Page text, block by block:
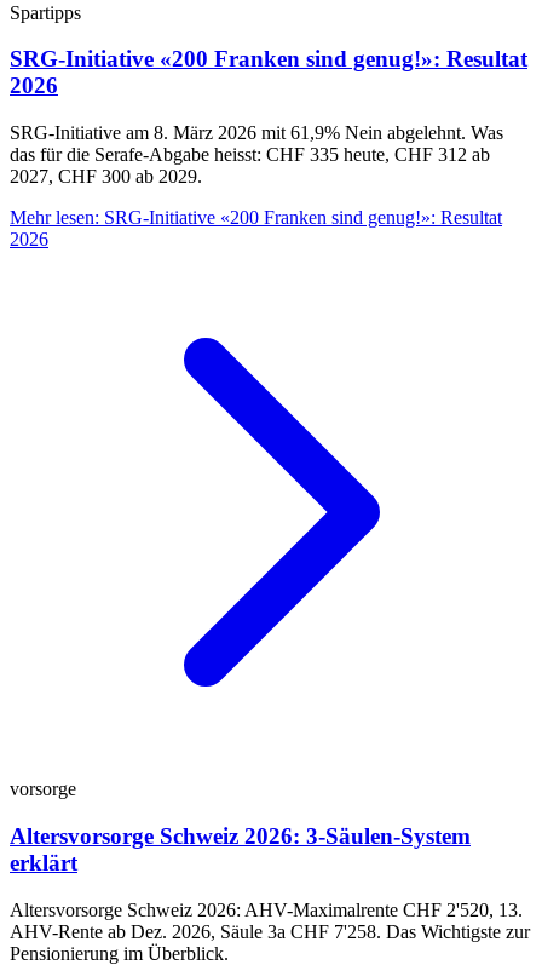
Spartipps
SRG-Initiative «200 Franken sind genug!»: Resultat
2026
SRG-Initiative am 8. März 2026 mit 61,9% Nein abgelehnt. Was
das für die Serafe-Abgabe heisst: CHF 335 heute, CHF 312 ab
2027, CHF 300 ab 2029.
Mehr lesen: SRG-Initiative «200 Franken sind genug!»: Resultat
2026
vorsorge
Altersvorsorge Schweiz 2026: 3-Säulen-System
erklärt
Altersvorsorge Schweiz 2026: AHV-Maximalrente CHF 2'520, 13.
AHV-Rente ab Dez. 2026, Säule 3a CHF 7'258. Das Wichtigste zur
Pensionierung im Überblick.